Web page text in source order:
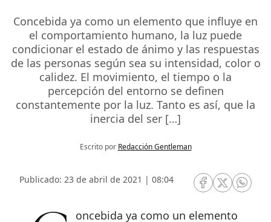
Concebida ya como un elemento que influye en
el comportamiento humano, la luz puede
condicionar el estado de ánimo y las respuestas
de las personas según sea su intensidad, color o
calidez. El movimiento, el tiempo o la
percepción del entorno se definen
constantemente por la luz. Tanto es así, que la
inercia del ser […]
Escrito por Redacción Gentleman
Publicado: 23 de abril de 2021 | 08:04
RRSS Facebook
RRSSRRSS